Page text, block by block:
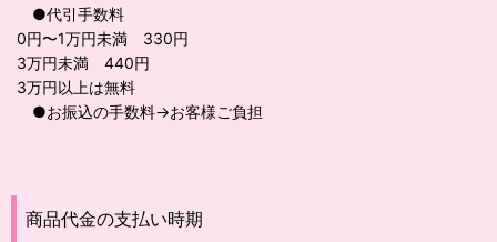
●代引手数料
0円〜1万円未満 330円
3万円未満 440円
3万円以上は無料
●お振込の手数料→お客様ご負担
商品代金の支払い時期